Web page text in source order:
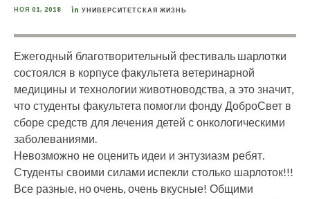
НОЯ 01, 2018 in УНИВЕРСИТЕТСКАЯ ЖИЗНЬ
Ежегодный благотворительный фестиваль шарлотки
состоялся в корпусе факультета ветеринарной
медицины и технологии животноводства, а это значит,
что студенты факультета помогли фонду ДоброСвет в
сборе средств для лечения детей с онкологическими
заболеваниями.
Невозможно не оценить идеи и энтузиазм ребят.
Студенты своими силами испекли столько шарлоток!!!
Все разные, но очень, очень вкусные! Общими